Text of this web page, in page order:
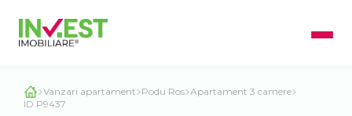
Vanzari apartament Podu Ros Apartament 3 camere
ID P9437